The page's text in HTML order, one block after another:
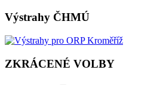
Výstrahy ČHMÚ
ZKRÁCENÉ VOLBY